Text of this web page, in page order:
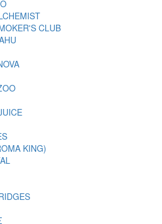
CLUB
KING)